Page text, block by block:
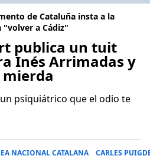
de Cataluña insta a la
"volver a Cádiz"
publica un tuit
Inés Arrimadas y
psiquiátrico que el odio te
NACIONAL CATALANA CARLES